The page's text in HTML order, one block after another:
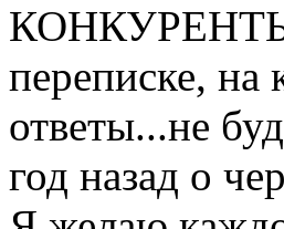
КОНКУРЕНТЫ
переписке, на
ответы...не
год назад о